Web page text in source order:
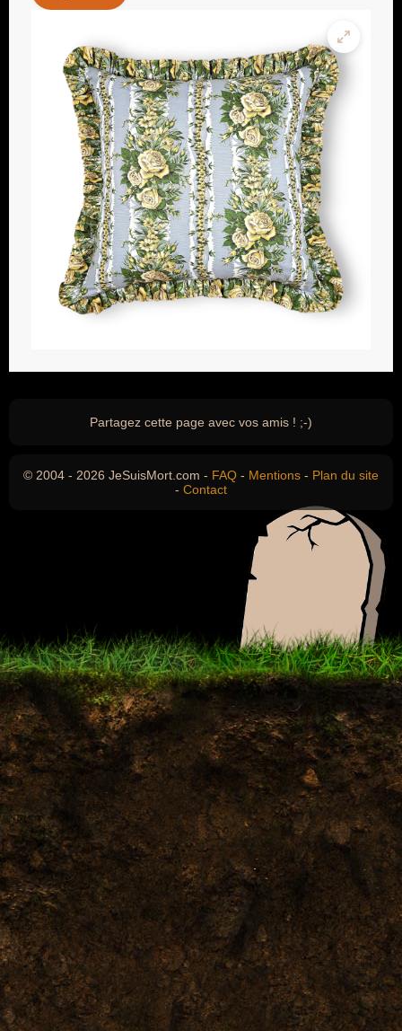
Partagez cette page avec vos amis ! ;-)
© 2004 - 2026 JeSuisMort.com - FAQ - Mentions - Plan du site
- Contact